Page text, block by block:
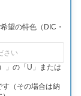
望の特色（DIC・
」の「U」または
（その場合は納